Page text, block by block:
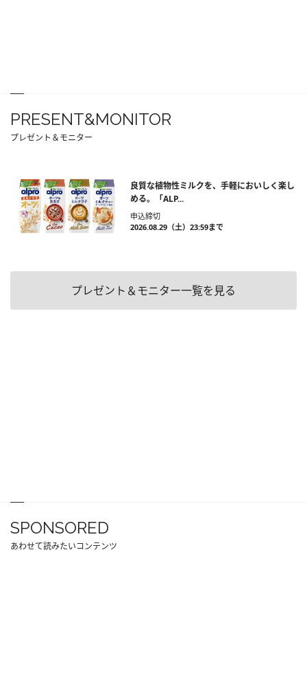
PRESENT&MONITOR
プレゼント＆モニター
良質な植物性ミルクを、手軽においしく楽し
める。「ALP...
申込締切
2026.08.29（土）23:59まで
プレゼント＆モニター一覧を見る
SPONSORED
あわせて読みたいコンテンツ